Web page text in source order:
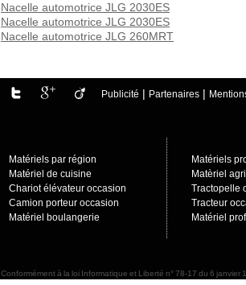
Nacelle automotrice JLG 2030ES
Nacelle automotrice JLG 2030ES
Nacelle automotrice JLG 260MRT
Publicité | Partenaires |
Matériels par région
Matériel de cuisine
Chariot élévateur occasion
Camion porteur occasion
Matériel boulangerie
Matériels
Matèriel
Tractopelle
Tracteur
Matériel
Conformément à la loi Informatique et Liberté n° 78-17 du 6